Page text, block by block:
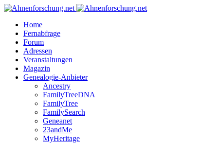
Home
Fernabfrage
Forum
Adressen
Veranstaltungen
Magazin
Genealogie-Anbieter
Ancestry
FamilyTreeDNA
FamilyTree
FamilySearch
Geneanet
23andMe
MyHeritage